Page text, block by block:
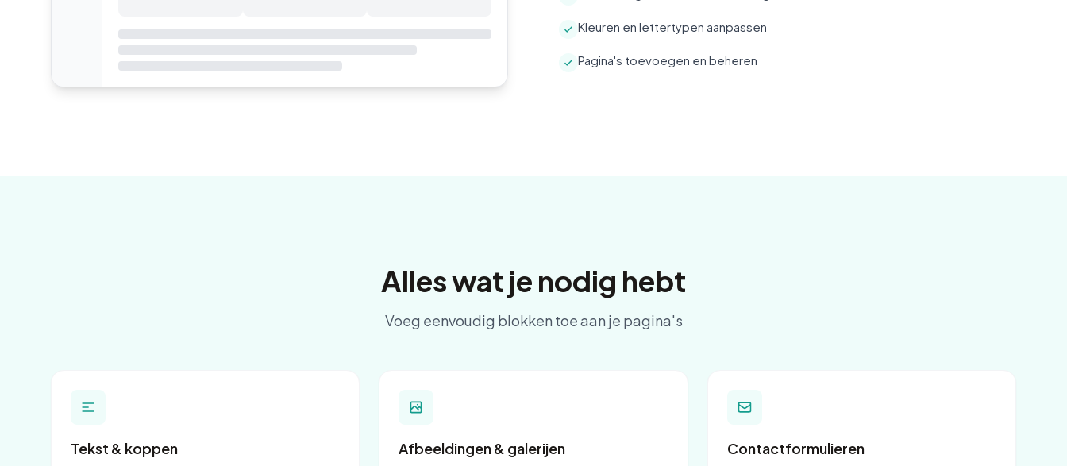
Kleuren en lettertypen aanpassen
Pagina's toevoegen en beheren
Alles wat je nodig hebt
Voeg eenvoudig blokken toe aan je pagina's
Tekst & koppen Afbeeldingen & galerijen Contactformulieren